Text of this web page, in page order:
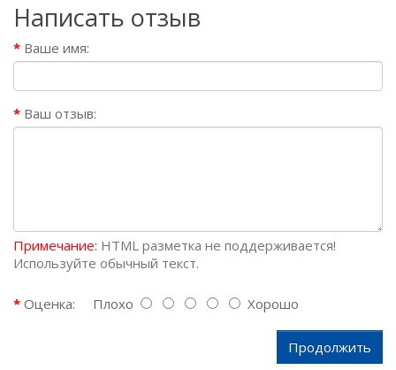
Написать отзыв
Ваше имя:
Ваш отзыв:
Примечание: HTML разметка не поддерживается!
Используйте обычный текст.
Оценка: Плохо Хорошо
Продолжить